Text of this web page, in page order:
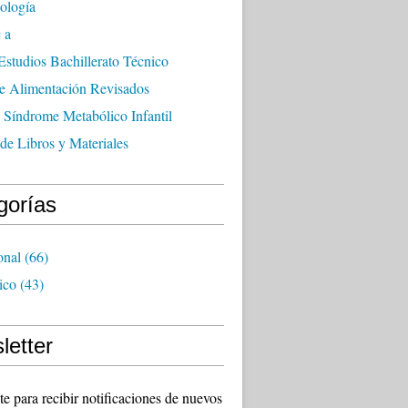
Bachillerato Técnico
Alimentación Revisados
Síndrome Metabólico Infantil
Libros y Materiales
(66)
(43)
para recibir notificaciones de nuevos